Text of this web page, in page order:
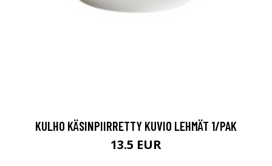
KULHO KÄSINPIIRRETTY KUVIO LEHMÄT 1/PAK
13.5 EUR